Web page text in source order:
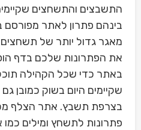
התשבצים והתשחצים
בינהם פתרון לאתר
מאגר גדול יותר של
את הפתרונות שלכם בדף
באתר כדי שכל הקהילה
שקיימים היום בשוק כמובן
בצרפת תשבץ. אתר הצלף
פתרונות לתשחץ ומילים